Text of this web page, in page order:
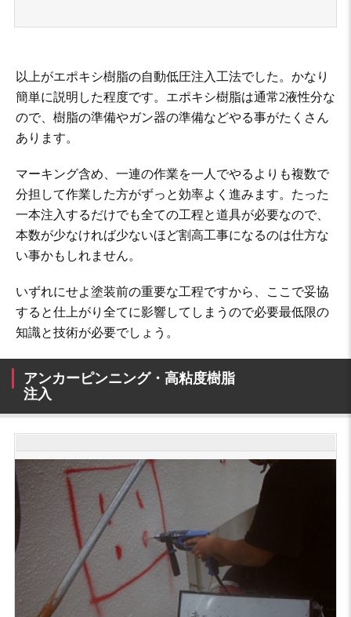
以上がエポキシ樹脂の自動低圧注入工法でした。かなり
簡単に説明した程度です。エポキシ樹脂は通常2液性分な
ので、樹脂の準備やガン器の準備などやる事がたくさん
あります。
マーキング含め、一連の作業を一人でやるよりも複数で
分担して作業した方がずっと効率よく進みます。たった
一本注入するだけでも全ての工程と道具が必要なので、
本数が少なければ少ないほど割高工事になるのは仕方な
い事かもしれません。
いずれにせよ塗装前の重要な工程ですから、ここで妥協
すると仕上がり全てに影響してしまうので必要最低限の
知識と技術が必要でしょう。
アンカーピンニング・高粘度樹脂
注入